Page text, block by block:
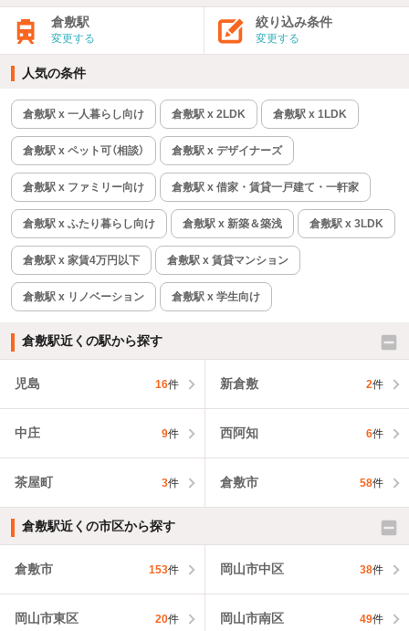
倉敷駅
変更する
絞り込み条件
変更する
人気の条件
倉敷駅 x 一人暮らし向け 倉敷駅 x 2LDK 倉敷駅 x 1LDK
倉敷駅 x ペット可（相談） 倉敷駅 x デザイナーズ
倉敷駅 x ファミリー向け 倉敷駅 x 借家・賃貸一戸建て・一軒家
倉敷駅 x ふたり暮らし向け 倉敷駅 x 新築＆築浅 倉敷駅 x 3LDK
倉敷駅 x 家賃4万円以下 倉敷駅 x 賃貸マンション
倉敷駅 x リノベーション 倉敷駅 x 学生向け
倉敷駅近くの駅から探す
児島 16件 新倉敷 2件
中庄 9件 西阿知 6件
茶屋町 3件 倉敷市 58件
倉敷駅近くの市区から探す
倉敷市 153件 岡山市中区 38件
岡山市東区 20件 岡山市南区 49件